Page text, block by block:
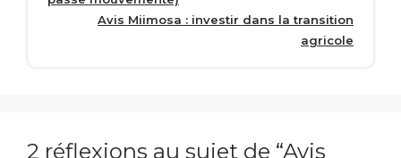
Avis Miimosa : investir dans la transition
agricole
2 réflexions au sujet de “Avis